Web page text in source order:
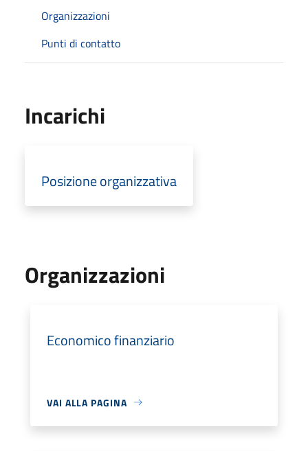
Organizzazioni
Punti di contatto
Incarichi
Posizione organizzativa
Organizzazioni
Economico finanziario
VAI ALLA PAGINA